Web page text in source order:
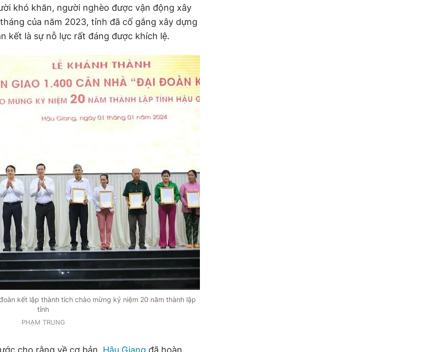
khó khăn, người nghèo được vận động xây
của năm 2023, tỉnh đã cố gắng xây dựng
kết là sự nỗ lực rất đáng được khích lệ.
kết lập thành tích chào mừng kỷ niệm 20 năm thành lập
tỉnh
PHẠM TRUNG
cho rằng về cơ bản, Hậu Giang đã hoàn